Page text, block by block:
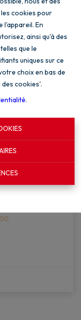
cookies pour
l'appareil. En
ainsi qu'à des
que le
uniques sur ce
choix en bas de
cookies'.
.
OPTION
volumes